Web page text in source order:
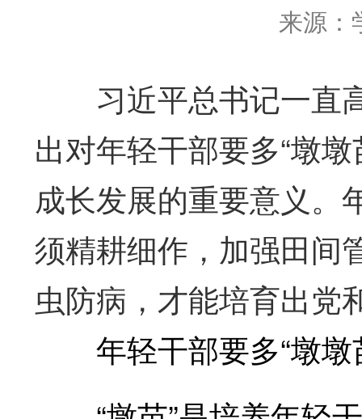
来源：
习近平总书记一直
出对年轻干部要多“墩
成长发展的重要意义。
须精耕细作，加强田间
虫防病，才能培育出党
年轻干部要多“墩墩